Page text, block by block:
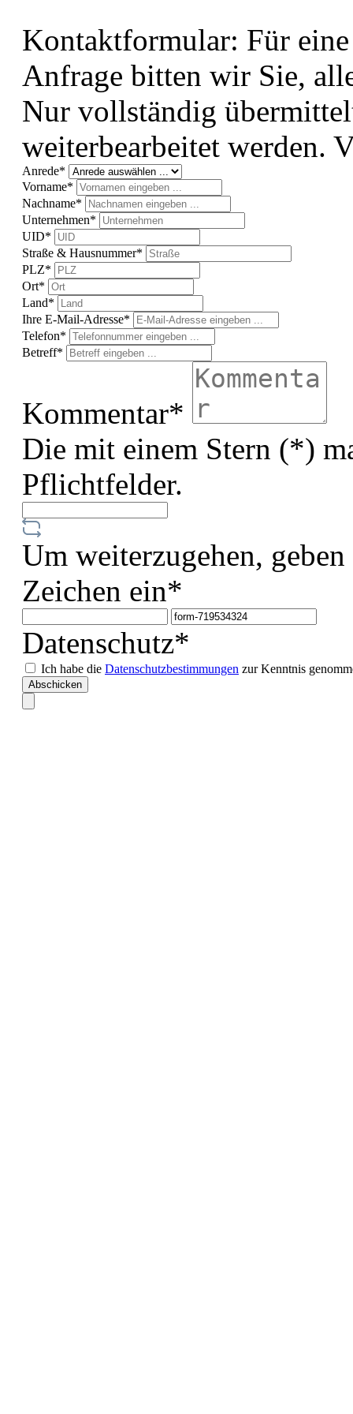
Kontaktformular: Für
Anfrage bitten wir Sie,
Nur vollständig
weiterbearbeitet werden.
Anrede*
Vorname*
Nachname*
Unternehmen*
UID*
Straße & Hausnummer*
PLZ*
Ort*
Land*
Ihre E-Mail-Adresse*
Telefon*
Betreff*
Kommentar*
Die mit einem Stern (*)
Pflichtfelder.
Um weiterzugehen,
Zeichen ein*
Datenschutz*
Ich habe die Datenschutzbestimmungen zur Kenntnis
Abschicken